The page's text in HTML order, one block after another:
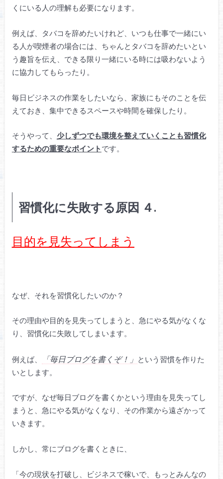
くにいる人の理解も必要になります。
例えば、タバコを辞めたいけれど、いつも仕事で一緒にい
る人が喫煙者の場合には、ちゃんとタバコを辞めたいとい
う趣旨を伝え、できる限り一緒にいる時には吸わないよう
に協力してもらったり。
毎日ビジネスの作業をしたいなら、家族にもそのことを伝
えておき、集中できるスペースや時間を確保したり。
そうやって、 少しずつでも環境を整えていくことも習慣化
するための重要なポイント です。
習慣化に失敗する原因 ４.
目的を見失ってしまう
なぜ、それを習慣化したいのか？
その理由や目的を見失ってしまうと、急にやる気がなくな
り、習慣化に失敗してしまいます。
例えば、 「毎日ブログを書くぞ！」 という習慣を作りた
いとします。
ですが、なぜ毎日ブログを書くかという理由を見失ってし
まうと、急にやる気がなくなり、その作業から遠ざかって
いきます。
しかし、常にブログを書くときに、
「今の現状を打破し、ビジネスで稼いで、もっとみんなの